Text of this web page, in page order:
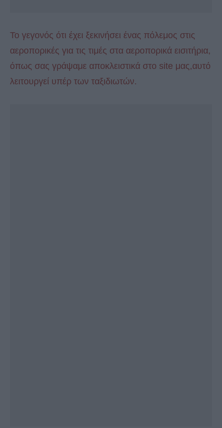
Το γεγονός ότι έχει ξεκινήσει ένας πόλεμος στις
αεροπορικές για τις τιμές στα αεροπορικά εισιτήρια,
όπως σας γράψαμε αποκλειστικά στο site μας,αυτό
λειτουργεί υπέρ των ταξιδιωτών.